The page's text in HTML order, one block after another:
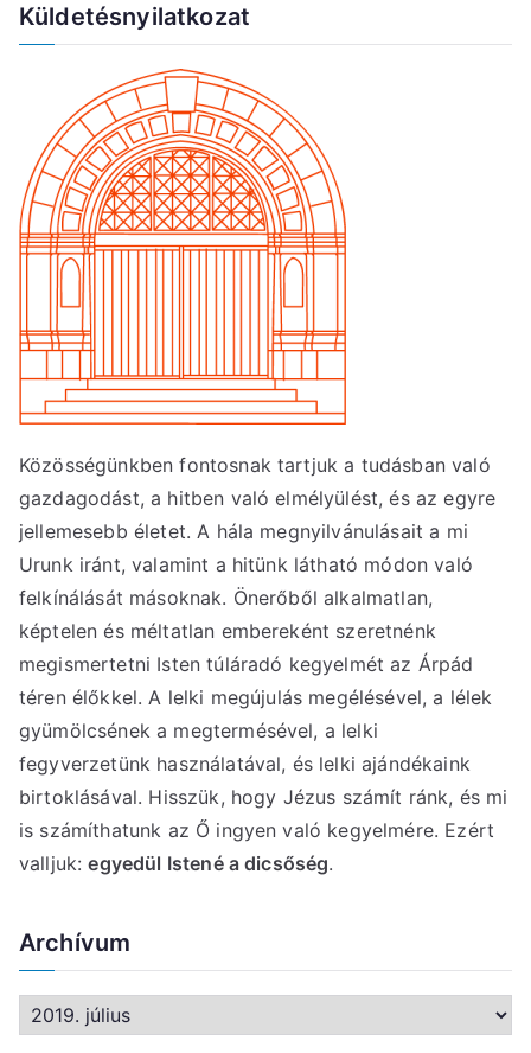
Küldetésnyilatkozat
Közösségünkben fontosnak tartjuk a tudásban való
gazdagodást, a hitben való elmélyülést, és az egyre
jellemesebb életet. A hála megnyilvánulásait a mi
Urunk iránt, valamint a hitünk látható módon való
felkínálását másoknak. Önerőből alkalmatlan,
képtelen és méltatlan embereként szeretnénk
megismertetni Isten túláradó kegyelmét az Árpád
téren élőkkel. A lelki megújulás megélésével, a lélek
gyümölcsének a megtermésével, a lelki
fegyverzetünk használatával, és lelki ajándékaink
birtoklásával. Hisszük, hogy Jézus számít ránk, és mi
is számíthatunk az Ő ingyen való kegyelmére. Ezért
valljuk:egyedül Istené a dicsőség.
Archívum